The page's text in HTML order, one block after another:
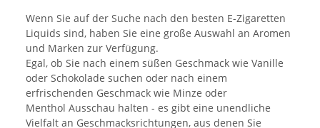
Wenn Sie auf der Suche nach den besten E-Zigaretten
Liquids sind, haben Sie eine große Auswahl an Aromen
und Marken zur Verfügung.
Egal, ob Sie nach einem süßen Geschmack wie Vanille
oder Schokolade suchen oder nach einem
erfrischenden Geschmack wie Minze oder
Menthol Ausschau halten - es gibt eine unendliche
Vielfalt an Geschmacksrichtungen, aus denen Sie